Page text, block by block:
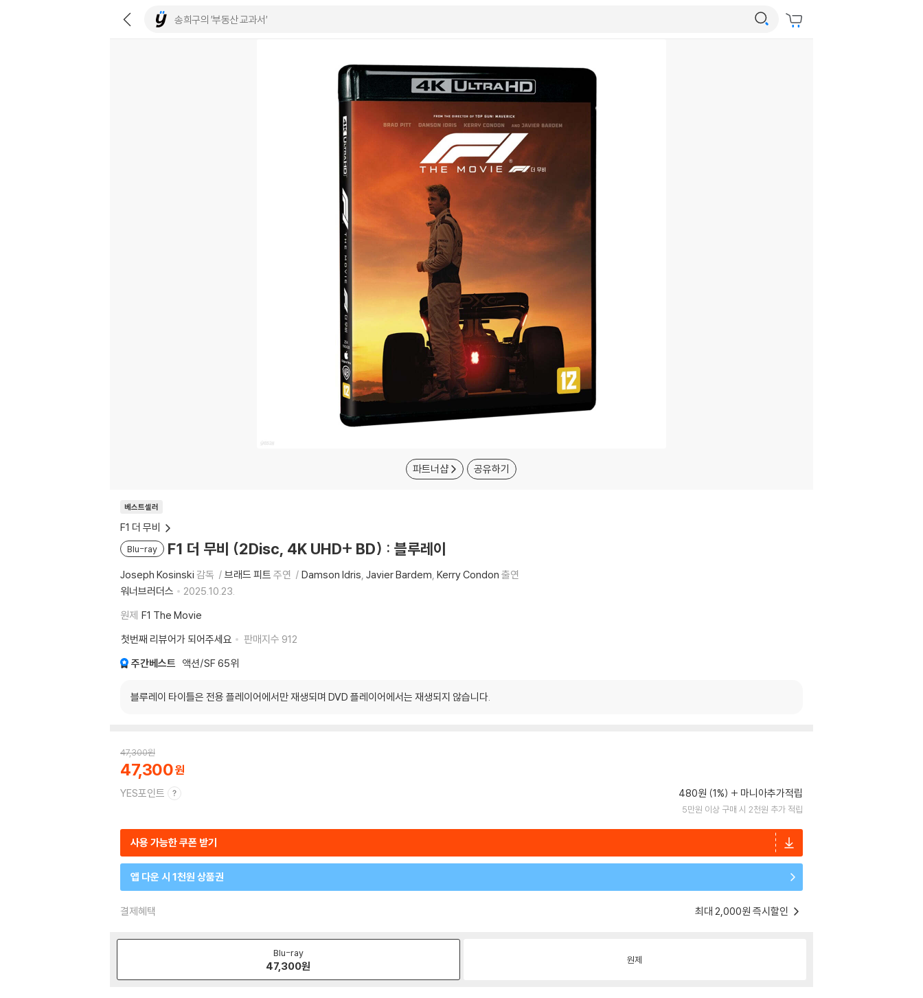
파트너샵 공유하기
베스트셀러
F1 더 무비
Blu-ray F1 더 무비 (2Disc, 4K UHD+ BD) : 블루레이
Joseph Kosinski 감독 브래드 피트 주연 Damson Idris Javier Bardem Kerry Condon 출연
워너브러더스
2025.10.23.
원제 F1 The Movie
첫번째 리뷰어가 되어주세요
판매지수 912
주간베스트 액션/SF65위
블루레이 타이틀은 전용 플레이어에서만 재생되며 DVD 플레이어에서는 재생되지 않습니다.
47,300원
47,300
YES포인트 480원 (1%) 마니아추가적립
5만원 이상 구매 시 2천원 추가 적립
사용 가능한 쿠폰 받기
앱 다운 시 1천원 상품권
결제혜택 최대 2,000원 즉시할인
Blu-ray
47,300원 원제